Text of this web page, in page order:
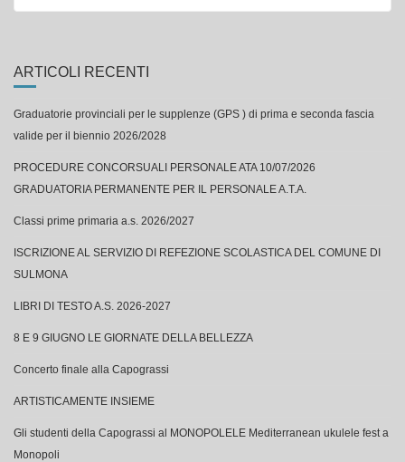
ARTICOLI RECENTI
Graduatorie provinciali per le supplenze (GPS ) di prima e seconda fascia
valide per il biennio 2026/2028
PROCEDURE CONCORSUALI PERSONALE ATA 10/07/2026
GRADUATORIA PERMANENTE PER IL PERSONALE A.T.A.
Classi prime primaria a.s. 2026/2027
ISCRIZIONE AL SERVIZIO DI REFEZIONE SCOLASTICA DEL COMUNE DI
SULMONA
LIBRI DI TESTO A.S. 2026-2027
8 E 9 GIUGNO LE GIORNATE DELLA BELLEZZA
Concerto finale alla Capograssi
ARTISTICAMENTE INSIEME
Gli studenti della Capograssi al MONOPOLELE Mediterranean ukulele fest a
Monopoli